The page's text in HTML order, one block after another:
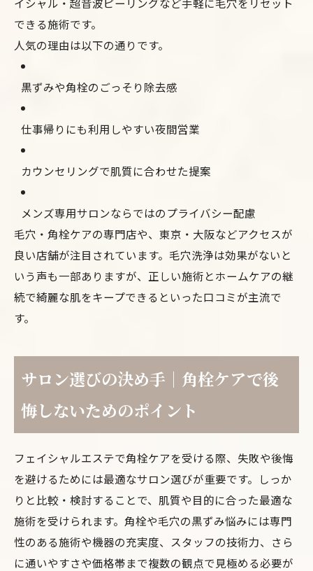
できる施術です。
人気の理由は以下の通りです。
黒ずみや角栓のごっそり除去感
仕事帰りにも利用しやすい夜間営業
カウンセリングで肌質に合わせた提案
メンズ専用サロンならではのプライバシー配慮
毛穴・角栓ケアの専門店や、東京・大阪などアクセスが
良い店舗が注目されています。毛穴洗浄は効果がないと
いう声も一部ありますが、正しい施術とホームケアの継
続で綺麗な肌をキープできるといった口コミが主流で
す。
サロン選びの決め手｜角栓ケアで後
悔しないためのポイント
フェイシャルエステで角栓ケアを受ける際、失敗や後悔
を避けるためには最適なサロン選びが重要です。しっか
りと比較・検討することで、肌質や目的に合った最適な
施術を受けられます。角栓や毛穴の黒ずみ悩みには専門
性のある施術や機器の充実度、スタッフの技術力、さら
に通いやすさや価格帯まで複数の観点で見極める必要が